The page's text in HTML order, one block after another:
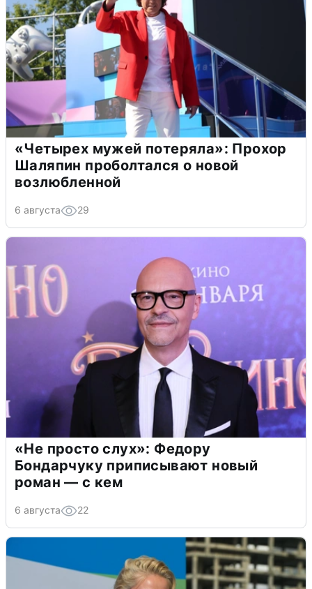
«Четырех мужей потеряла»: Прохор
Шаляпин проболтался о новой
возлюбленной
6 августа 29
«Не просто слух»: Федору
Бондарчуку приписывают новый
роман — с кем
6 августа 22